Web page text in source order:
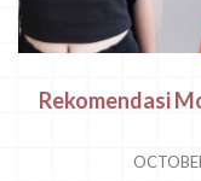
Rekomendasi